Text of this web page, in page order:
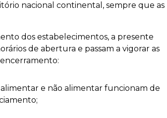
nacional continental, sempre que as
dos estabelecimentos, a presente
de abertura e passam a vigorar as
e não alimentar funcionam de